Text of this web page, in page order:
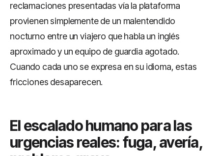
reclamaciones presentadas vía la plataforma
provienen simplemente de un malentendido
nocturno entre un viajero que habla un inglés
aproximado y un equipo de guardia agotado.
Cuando cada uno se expresa en su idioma, estas
fricciones desaparecen.
El escalado humano para las
urgencias reales: fuga, avería,